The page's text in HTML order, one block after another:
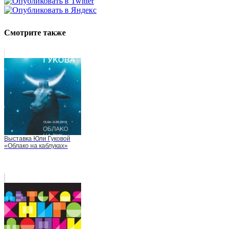
Смотрите также
Выставка Юли Гуковой
«Облако на каблуках»